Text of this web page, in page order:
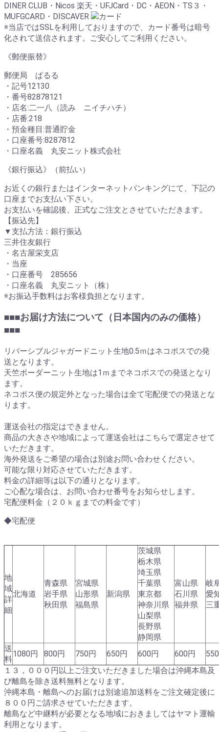
DINER CLUB・Nicos 楽天・UFJCard・DC・AEON・TS３・
MUFGCARD・DISCAVER
※当店ではSSLを利用しておりますので、カード番号は暗号
化されて送信されます。ご安心してご利用ください。
《郵便振替》
郵便局 ぱるる
・記号12130
・番号82878121
・店名:二一八（読み ニイチハチ）
・店番:218
・預金種目:普通貯金
・口座番号:8287812
・口座名義 丸安ニット株式会社
《銀行振込》（前払い）
お近くの銀行またはインターネットバンキングにて、下記の
口座までお支払い下さい。
お支払いを確認後、正式なご注文とさせていただきます。
【振込先】
▼支払方法：銀行振込
三井住友銀行
・名古屋栄支店
・当座
・口座番号 285656
・口座名義 丸安ニット（株）
※お振込手数料はお客様負担となります。
■■■お届け方法について（日本国内のみの価格）
■■■
リバーシブルジャガードニット生地0.5ｍはネコポスでの発
送となります。
天竺ボーダーニット生地は1ｍまでネコポスでの発送となり
ます。
ネコポス便の規定外となった場合は全て宅配便での発送とな
ります。
運送会社の指定はできません。
商品の大きさや地域によって運送会社はこちらで選定させて
いただきます。
海外発送をご希望の場合は別途お問い合わせください。
可能な限り対応させていただきます。
料金の詳細等は以下の通りとなります。
ご心配な場合は、お問い合わせ番号をお知らせします。
宅配便料金（２０ｋｇまでの料金です）
◆宅配便
地
域
詳
細
北海道
青森県
岩手県
秋田県
宮城県
山形県
福島県
新潟県
茨城県
栃木県
埼玉県
千葉県
東京都
神奈川県
山梨県
長野県
静岡県
富山県
石川県
福井県
岐
愛
三
送
料
1080円 800円 750円 650円 600円 600円
１３，０００円以上ご注文いただきました場合は沖縄本島及
び離島を除き送料無料となります。
沖縄本島・離島へのお届けは別途追加送料をご注文確定後に
８００円ご請求させていただきます。
離島など中継料が必要となる地域におきましてはヤマト運輸
利用となります。